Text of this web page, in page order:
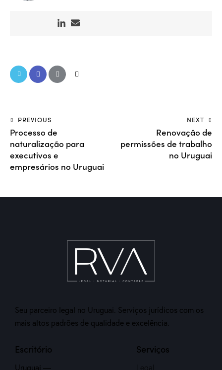
PREVIOUS
Processo de
naturalização para
executivos e
empresários no Uruguai
NEXT
Renovação de
permissões de trabalho
no Uruguai
Seu parceiro legal no Uruguai. Serviços jurídicos com os
mais altos padrões de qualidade e excelência.
Escritório
Uruguai —
Serviços
Legal